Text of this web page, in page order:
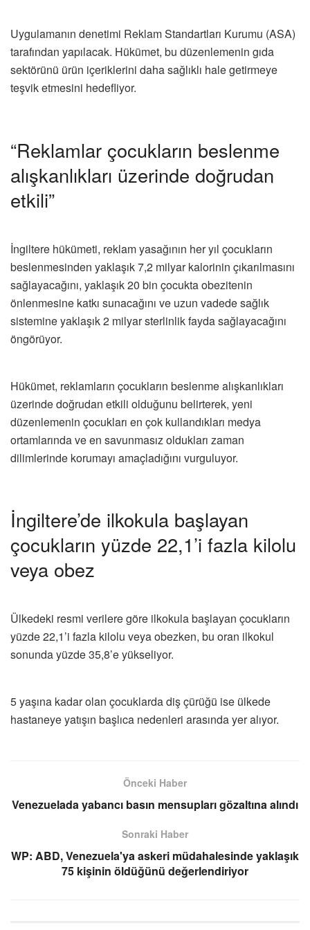
Uygulamanın denetimi Reklam Standartları Kurumu (ASA)
tarafından yapılacak. Hükümet, bu düzenlemenin gıda
sektörünü ürün içeriklerini daha sağlıklı hale getirmeye
teşvik etmesini hedefliyor.
“Reklamlar çocukların beslenme
alışkanlıkları üzerinde doğrudan
etkili”
İngiltere hükümeti, reklam yasağının her yıl çocukların
beslenmesinden yaklaşık 7,2 milyar kalorinin çıkarılmasını
sağlayacağını, yaklaşık 20 bin çocukta obezitenin
önlenmesine katkı sunacağını ve uzun vadede sağlık
sistemine yaklaşık 2 milyar sterlinlik fayda sağlayacağını
öngörüyor.
Hükümet, reklamların çocukların beslenme alışkanlıkları
üzerinde doğrudan etkili olduğunu belirterek, yeni
düzenlemenin çocukları en çok kullandıkları medya
ortamlarında ve en savunmasız oldukları zaman
dilimlerinde korumayı amaçladığını vurguluyor.
İngiltere’de ilkokula başlayan
çocukların yüzde 22,1’i fazla kilolu
veya obez
Ülkedeki resmi verilere göre ilkokula başlayan çocukların
yüzde 22,1’i fazla kilolu veya obezken, bu oran ilkokul
sonunda yüzde 35,8’e yükseliyor.
5 yaşına kadar olan çocuklarda diş çürüğü ise ülkede
hastaneye yatışın başlıca nedenleri arasında yer alıyor.
Önceki Haber
Venezuelada yabancı basın mensupları gözaltına alındı
Sonraki Haber
WP: ABD, Venezuela'ya askeri müdahalesinde yaklaşık
75 kişinin öldüğünü değerlendiriyor